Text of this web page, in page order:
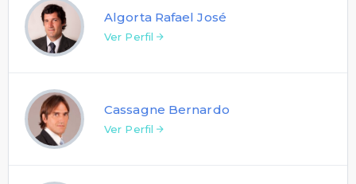
Algorta Rafael José
Ver Perfil
Cassagne Bernardo
Ver Perfil